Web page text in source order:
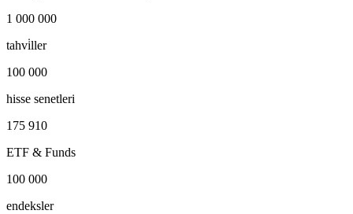
1 000 000
tahvi̇ller
100 000
hisse senetleri
175 910
ETF & Funds
100 000
endeksler